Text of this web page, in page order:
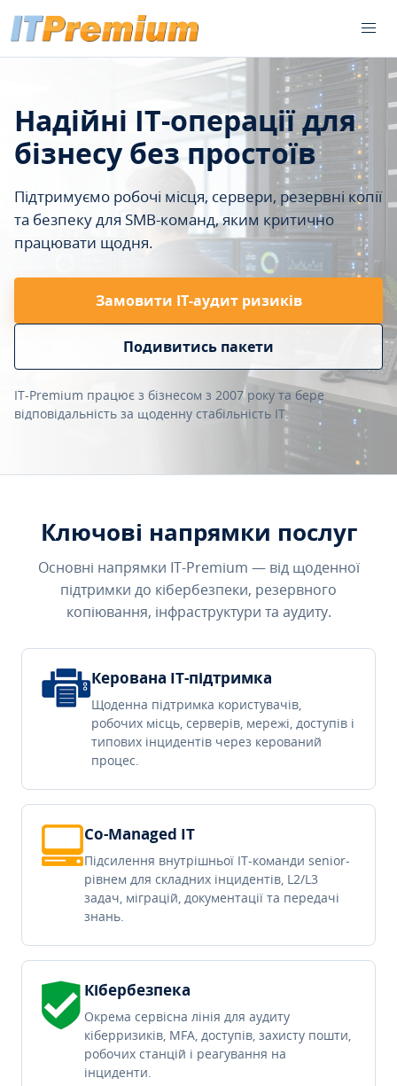
Надійні IT-операції для
бізнесу без простоїв
Підтримуємо робочі місця, сервери, резервні копії
та безпеку для SMB-команд, яким критично
працювати щодня.
Замовити ІТ-аудит ризиків
Подивитись пакети
IT-Premium працює з бізнесом з 2007 року та бере
відповідальність за щоденну стабільність IT.
Ключові напрямки послуг
Основні напрямки IT-Premium — від щоденної
підтримки до кібербезпеки, резервного
копіювання, інфраструктури та аудиту.
Керована IT-підтримка
Щоденна підтримка користувачів,
робочих місць, серверів, мережі, доступів і
типових інцидентів через керований
процес.
Co-Managed IT
Підсилення внутрішньої IT-команди senior-
рівнем для складних інцидентів, L2/L3
задач, міграцій, документації та передачі
знань.
Кібербезпека
Окрема сервісна лінія для аудиту
кіберризиків, MFA, доступів, захисту пошти,
робочих станцій і реагування на
інциденти.